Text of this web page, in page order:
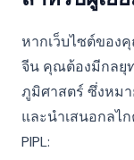
หากเว็บไซต์ของ
จีน คุณต้องมีกลยุ
ภูมิศาสตร์ ซึ่งหมา
และนำเสนอกลไ
PIPL: